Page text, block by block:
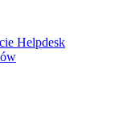
Helpdesk